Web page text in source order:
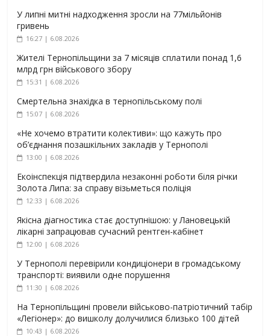
У липні митні надходження зросли на 77мільйонів
гривень
16:27 | 6.08.2026
Жителі Тернопільщини за 7 місяців сплатили понад 1,6
млрд грн військового збору
15:31 | 6.08.2026
Смертельна знахідка в тернопільському полі
15:07 | 6.08.2026
«Не хочемо втратити колективи»: що кажуть про
об’єднання позашкільних закладів у Тернополі
13:00 | 6.08.2026
Екоінспекція підтвердила незаконні роботи біля річки
Золота Липа: за справу візьметься поліція
12:33 | 6.08.2026
Якісна діагностика стає доступнішою: у Лановецькій
лікарні запрацював сучасний рентген-кабінет
12:00 | 6.08.2026
У Тернополі перевірили кондиціонери в громадському
транспорті: виявили одне порушення
11:30 | 6.08.2026
На Тернопільщині провели військово-патріотичний табір
«Легіонер»: до вишколу долучилися близько 100 дітей
10:43 | 6.08.2026